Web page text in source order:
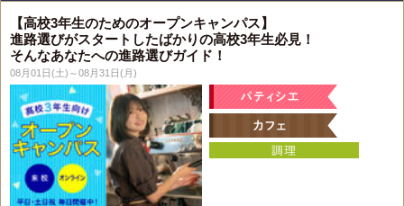
【高校3年生のためのオープンキャンパス】
進路選びがスタートしたばかりの高校3年生必見！
そんなあなたへの進路選びガイド！
08月01日(土)～08月31日(月)